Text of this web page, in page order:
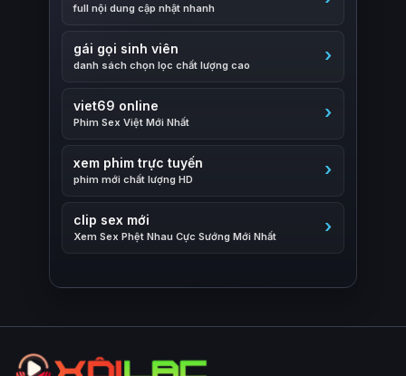
full nội dung cập nhật nhanh
gái gọi sinh viên
danh sách chọn lọc chất lượng cao
viet69 online
Phim Sex Việt Mới Nhất
xem phim trực tuyến
phim mới chất lượng HD
clip sex mới
Xem Sex Phệt Nhau Cực Sướng Mới Nhất